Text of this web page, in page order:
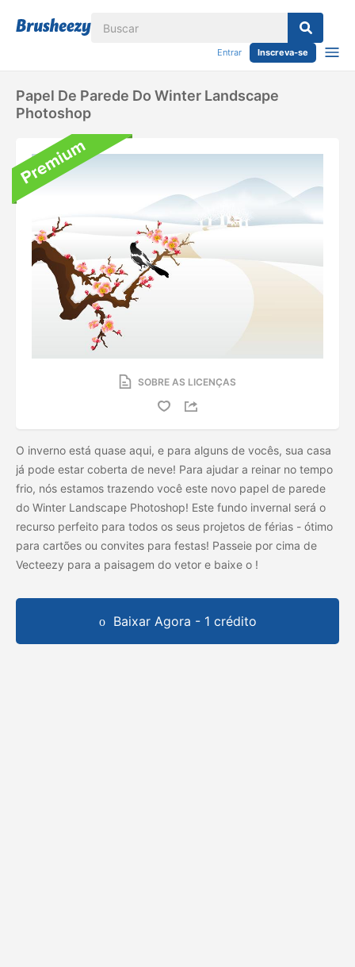
Entrar Inscreva-se
Papel De Parede Do Winter Landscape
Photoshop
SOBRE AS LICENÇAS
O inverno está quase aqui, e para alguns de vocês, sua casa
já pode estar coberta de neve! Para ajudar a reinar no tempo
frio, nós estamos trazendo você este novo papel de parede
do Winter Landscape Photoshop! Este fundo invernal será o
recurso perfeito para todos os seus projetos de férias - ótimo
para cartões ou convites para festas! Passeie por cima de
Vecteezy para a paisagem do vetor e baixe o !
Baixar Agora - 1 crédito